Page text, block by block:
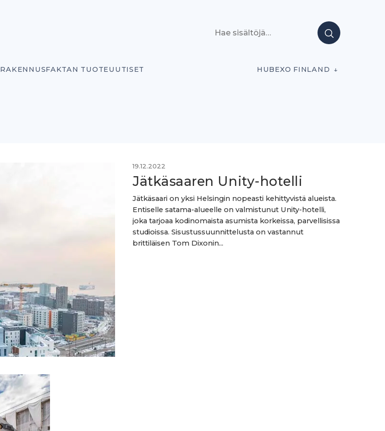
RAKENNUSFAKTAN TUOTEUUTISET HUBEXO FINLAND
19.12.2022
Jätkäsaaren Unity-hotelli
Jätkäsaari on yksi Helsingin nopeasti kehittyvistä alueista.
Entiselle satama-alueelle on valmistunut Unity-hotelli,
joka tarjoaa kodinomaista asumista korkeissa, parvellisissa
studioissa. Sisustussuunnittelusta on vastannut
brittiläisen Tom Dixonin...